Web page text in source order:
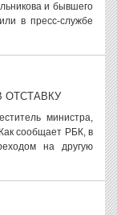
и бывшего
в пресс-службе
ОТСТАВКУ
министра,
сообщает РБК, в
на другую